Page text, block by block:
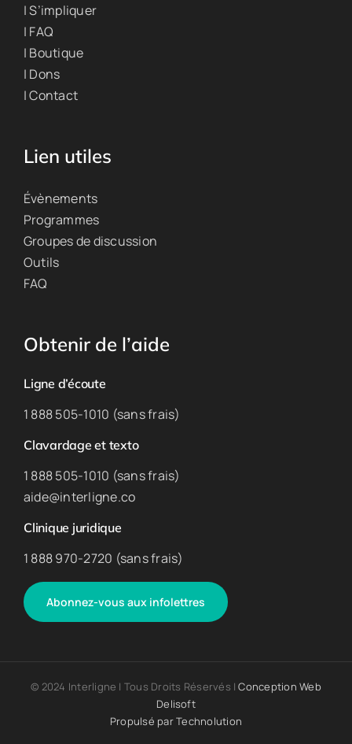
| S’impliquer
| FAQ
| Boutique
| Dons
| Contact
Lien utiles
Évènements
Programmes
Groupes de discussion
Outils
FAQ
Obtenir de l’aide
Ligne d’écoute
1 888 505-1010 (sans frais)
Clavardage et texto
1 888 505-1010 (sans frais)
aide@interligne.co
Clinique juridique
1 888 970-2720 (sans frais)
Abonnez-vous aux infolettres
© 2024 Interligne | Tous Droits Réservés |Conception Web
Delisoft
Propulsé parTechnolution